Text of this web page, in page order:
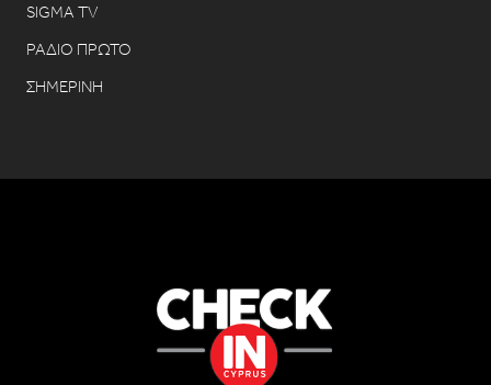
SIGMA TV
ΡΑΔΙΟ ΠΡΩΤΟ
ΣΗΜΕΡΙΝΗ